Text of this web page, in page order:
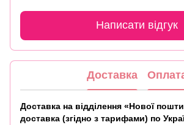
Написати відгук
Доставка
Доставка на відділення «Нової
доставка (згідно з тарифами) по